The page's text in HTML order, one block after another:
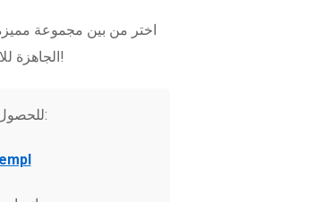
اختر من بين مجموعة
الجاهزة للاستخدام الفوري!
للحصول على الدعم الفني: